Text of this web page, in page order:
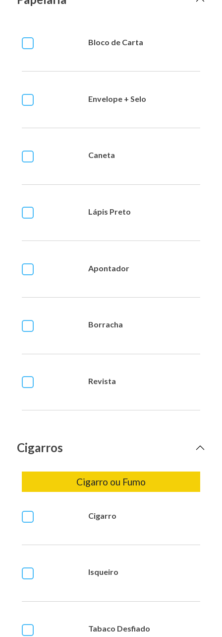
Bloco de Carta
Envelope + Selo
Caneta
Lápis Preto
Apontador
Borracha
Revista
Cigarros
Cigarro ou Fumo
Cigarro
Isqueiro
Tabaco Desfiado